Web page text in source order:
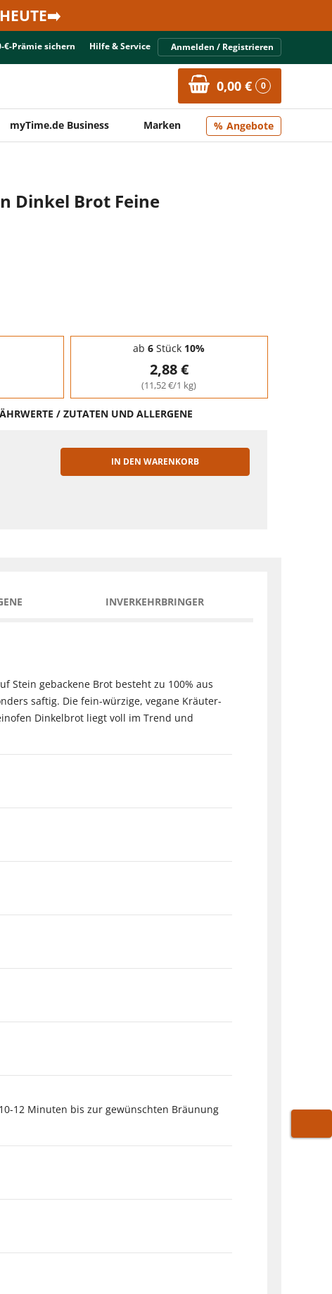
€-Prämie sichern Hilfe & Service Anmelden / Registrieren
0,00 € 0
myTime.de Business Marken Angebote
Dinkel Brot Feine
ab 6 Stück 10%
2,88 €
(11,52 €/1 kg)
/ ZUTATEN UND ALLERGENE
IN DEN WARENKORB
INVERKEHRBRINGER
Stein gebackene Brot besteht zu 100% aus
saftig. Die fein-würzige, vegane Kräuter-
Dinkelbrot liegt voll im Trend und
12 Minuten bis zur gewünschten Bräunung